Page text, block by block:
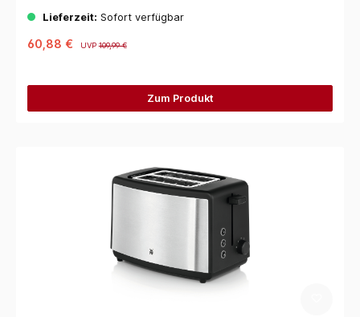
Lieferzeit: Sofort verfügbar
60,88 € UVP109,99 €
Zum Produkt